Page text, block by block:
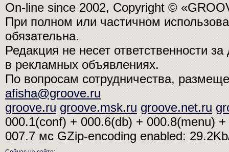
On-line since 2002, Copyright ©
При полном или частичном
обязательна.
Редакция не несет ответственности
в рекламных объявлениях.
По вопросам сотрудничества,
afisha@groove.ru
groove.ru groove.msk.ru groove.net.ru
000.1(conf) + 000.6(db) + 000.8(menu)
007.7 мсGZip-encoding enabled: